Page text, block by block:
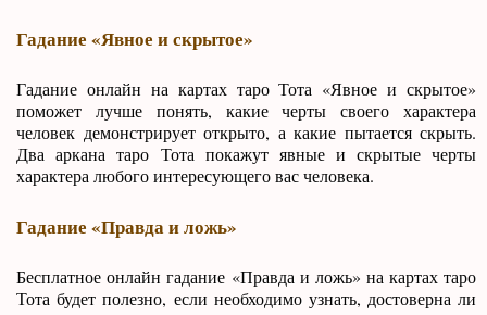
Гадание «Явное и скрытое»
Гадание онлайн на картах таро Тота «Явное и скрытое»
поможет лучше понять, какие черты своего характера
человек демонстрирует открыто, а какие пытается скрыть.
Два аркана таро Тота покажут явные и скрытые черты
характера любого интересующего вас человека.
Гадание «Правда и ложь»
Бесплатное онлайн гадание «Правда и ложь» на картах таро
Тота будет полезно, если необходимо узнать, достоверна ли